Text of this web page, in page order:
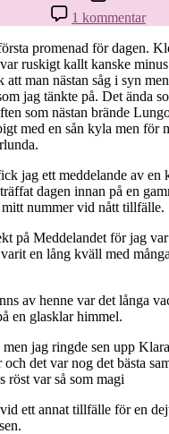
1 kommentartill
promenad för dagen.
ruskigt kallt kanske
att man nästan såg i syn
jag tänkte på. Det ända
som nästan brände
med en sån kyla men för
jag ett meddelande av en
dagen innan på en
mitt nummer vid nått tillfälle.
på Meddelandet för jag
en lång kväll med
av henne var det långa
en glasklar himmel.
jag ringde sen upp
det var nog det bästa
röst var så som magi
ett annat tillfälle för en